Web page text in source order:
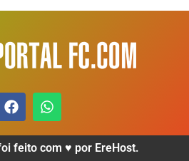
feito com ♥️ por EreHost.